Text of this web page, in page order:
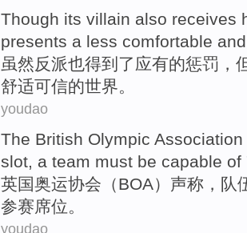
Though its villain also receives
presents a less comfortable and
虽然反派也得到 了应有的惩罚 ，
舒适可信的世界。
youdao
The British Olympic Association
slot, a team must be capable of
英国奥运协会 （BOA）声称， 队
参赛席位。
youdao